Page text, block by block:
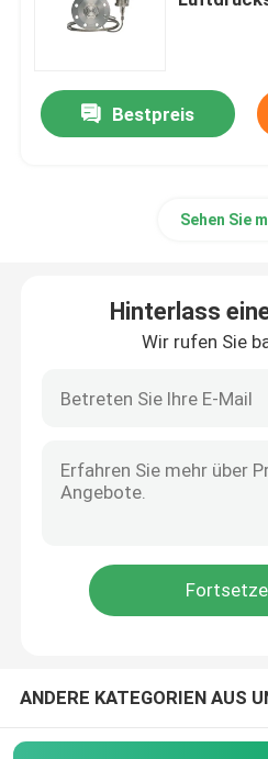
Luftkompressor-Booster
ABB-Level-Sender
System zur Kalibrierung
Digitale Positionierer
Bestpreis
Sehen Sie
Hinterlass
Wir rufen Sie
ANDERE KATEGORIEN AUS